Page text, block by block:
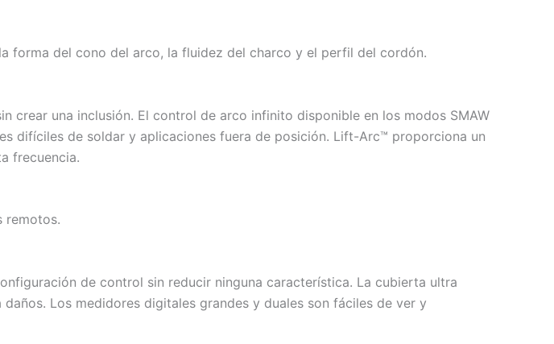
forma del cono del arco, la fluidez del charco y el perfil del cordón.
crear una inclusión. El control de arco infinito disponible en los modos SMAW
difíciles de soldar y aplicaciones fuera de posición. Lift-Arc™ proporciona un
frecuencia.
remotos.
de control sin reducir ninguna característica. La cubierta ultra
Los medidores digitales grandes y duales son fáciles de ver y